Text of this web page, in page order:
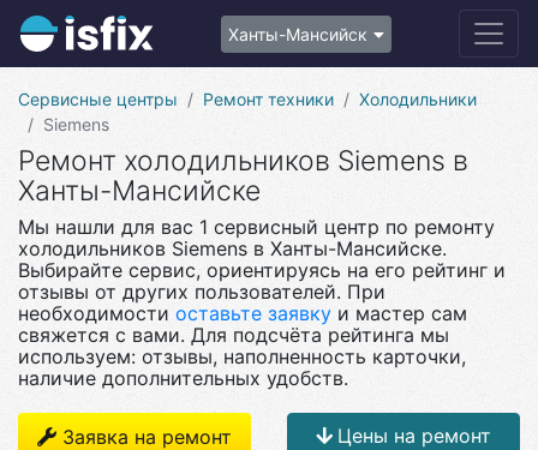
Ханты-Мансийск
Сервисные центры Ремонт техники
Холодильники
Siemens
Ремонт холодильников Siemens в
Ханты-Мансийске
Мы нашли для вас 1 сервисный центр по ремонту
холодильников Siemens в Ханты-Мансийске.
Выбирайте сервис, ориентируясь на его рейтинг и
отзывы от других пользователей. При
необходимости оставьте заявку и мастер сам
свяжется с вами. Для подсчёта рейтинга мы
используем: отзывы, наполненность карточки,
наличие дополнительных удобств.
Заявка на ремонт Цены на ремонт